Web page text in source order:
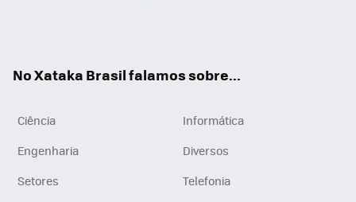
No Xataka Brasil falamos sobre...
Ciência
Informática
Engenharia
Diversos
Setores
Telefonia